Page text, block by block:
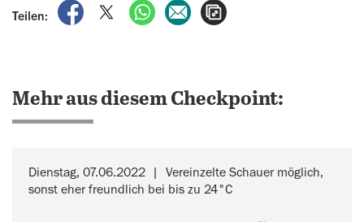
Teilen:
auf Facebook teilen
auf X teilenper WhatsApp teilen
per E-Mail teilen
Mehr aus diesem Checkpoint:
Dienstag, 07.06.2022
Vereinzelte Schauer möglich,
sonst eher freundlich bei bis zu 24°C